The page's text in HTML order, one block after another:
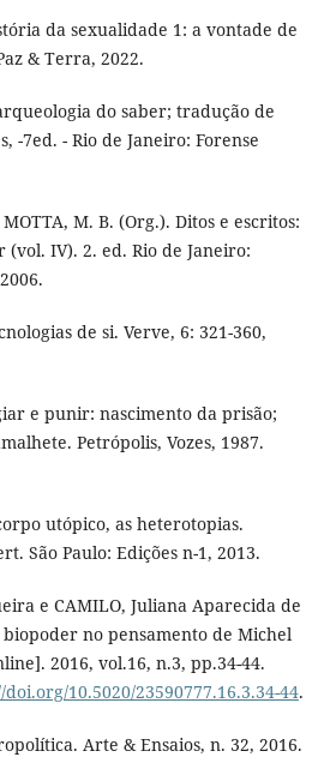
da sexualidade 1: a vontade de
& Terra, 2022.
do saber; tradução de
-7ed. - Rio de Janeiro: Forense
M. B. (Org.). Ditos e escritos:
IV). 2. ed. Rio de Janeiro:
de si. Verve, 6: 321-360,
e punir: nascimento da prisão;
Petrópolis, Vozes, 1987.
utópico, as heterotopias.
São Paulo: Edições n-1, 2013.
e CAMILO, Juliana Aparecida de
no pensamento de Michel
2016, vol.16, n.3, pp.34-44.
10.5020/23590777.16.3.34-44.
Arte & Ensaios, n. 32, 2016.